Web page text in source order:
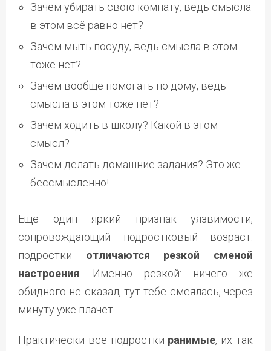
Зачем убирать свою комнату, ведь смысла
в этом всё равно нет?
Зачем мыть посуду, ведь смысла в этом
тоже нет?
Зачем вообще помогать по дому, ведь
смысла в этом тоже нет?
Зачем ходить в школу? Какой в этом
смысл?
Зачем делать домашние задания? Это же
бессмысленно!
Ещё один яркий признак уязвимости,
сопровождающий подростковый возраст:
подростки отличаются резкой сменой
настроения. Именно резкой: ничего же
обидного не сказал, тут тебе смеялась, через
минуту уже плачет.
Практически все подростки ранимые, их так